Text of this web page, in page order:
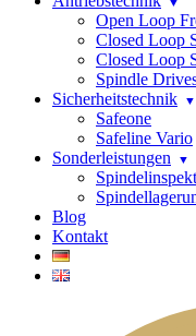
Open Loop
Closed Loop
Closed Loop
Spindle
Sicherheitstechnik
Safeone
Safeline Vario
Sonderleistungen
Blog
Kontakt